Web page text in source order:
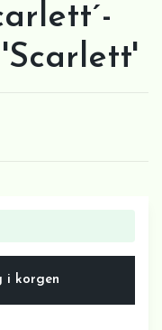
i korgen